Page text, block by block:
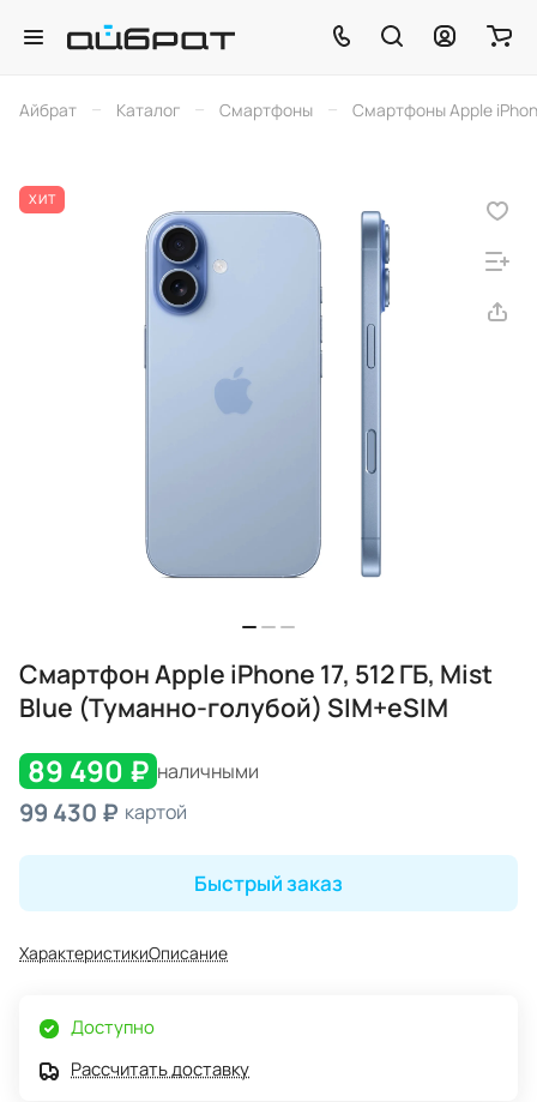
Айбрат – Каталог – Смартфоны – Смартфоны Apple
ХИТ
Смартфон Apple iPhone 17, 512 ГБ, Mist
Blue (Туманно-голубой) SIM+eSIM
89 490 ₽ наличными
99 430 ₽ картой
Быстрый заказ
ХарактеристикиОписание
Доступно
Рассчитать доставку